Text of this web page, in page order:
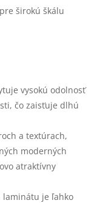
širokú škálu
vysokú odolnosť
čo zaisťuje dlhú
a textúrach,
moderných
atraktívny
laminátu je ľahko